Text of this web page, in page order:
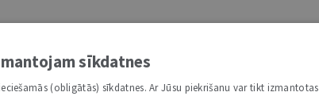
sīkdatnes
(obligātās) sīkdatnes. Ar Jūsu piekrišanu var tikt izmantotas